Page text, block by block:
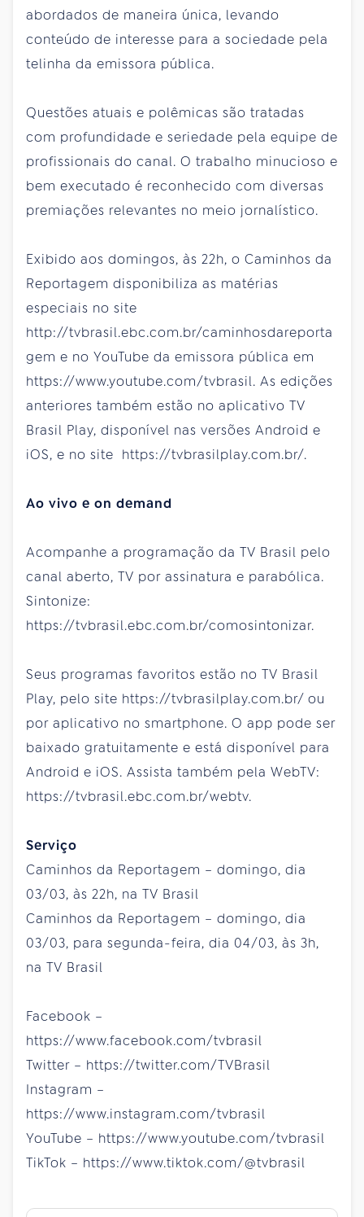
abordados de maneira única, levando
conteúdo de interesse para a sociedade pela
telinha da emissora pública.
Questões atuais e polêmicas são tratadas
com profundidade e seriedade pela equipe de
profissionais do canal. O trabalho minucioso e
bem executado é reconhecido com diversas
premiações relevantes no meio jornalístico.
Exibido aos domingos, às 22h, o Caminhos da
Reportagem disponibiliza as matérias
especiais no site
http://tvbrasil.ebc.com.br/caminhosdareporta
gem e no YouTube da emissora pública em
https://www.youtube.com/tvbrasil. As edições
anteriores também estão no aplicativo TV
Brasil Play, disponível nas versões Android e
iOS, e no site https://tvbrasilplay.com.br/.
Ao vivo e on demand
Acompanhe a programação da TV Brasil pelo
canal aberto, TV por assinatura e parabólica.
Sintonize:
https://tvbrasil.ebc.com.br/comosintonizar.
Seus programas favoritos estão no TV Brasil
Play, pelo site https://tvbrasilplay.com.br/ ou
por aplicativo no smartphone. O app pode ser
baixado gratuitamente e está disponível para
Android e iOS. Assista também pela WebTV:
https://tvbrasil.ebc.com.br/webtv.
Serviço
Caminhos da Reportagem – domingo, dia
03/03, às 22h, na TV Brasil
Caminhos da Reportagem – domingo, dia
03/03, para segunda-feira, dia 04/03, às 3h,
na TV Brasil
Facebook –
https://www.facebook.com/tvbrasil
Twitter – https://twitter.com/TVBrasil
Instagram –
https://www.instagram.com/tvbrasil
YouTube – https://www.youtube.com/tvbrasil
TikTok – https://www.tiktok.com/@tvbrasil